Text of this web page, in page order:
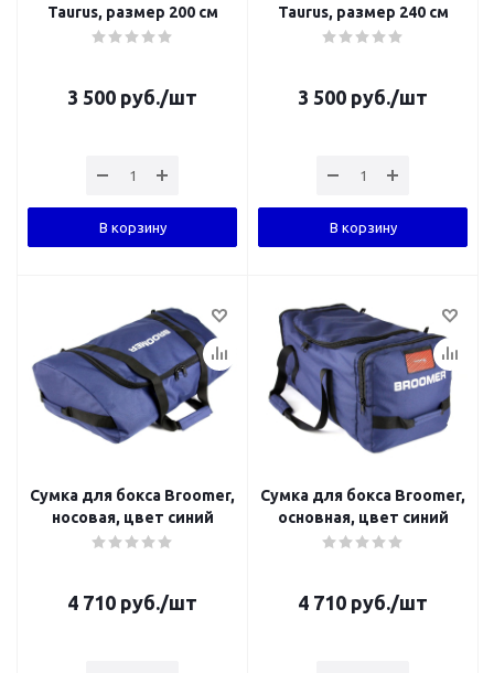
Taurus, размер 200 cм
3 500 руб./шт
В корзину
Taurus, размер 240 cм
3 500 руб./шт
В корзину
Сумка для бокса Broomer,
носовая, цвет синий
4 710 руб./шт
Сумка для бокса Broomer,
основная, цвет синий
4 710 руб./шт